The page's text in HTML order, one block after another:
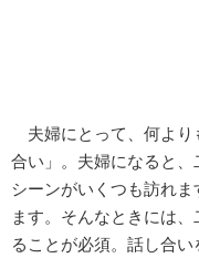
夫婦にとって、何より
合い」。夫婦になると
シーンがいくつも訪れ
ます。そんなときには
ることが必須。話し合い